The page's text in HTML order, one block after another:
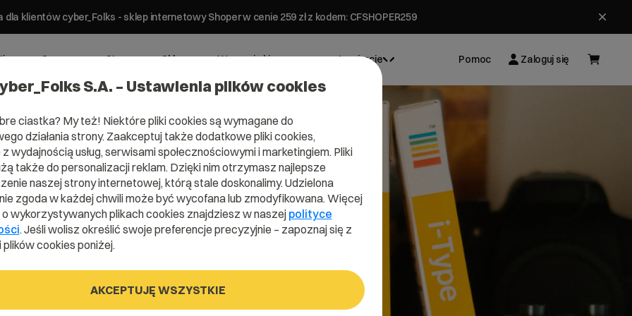
klientów cyber_Folks - sklep internetowy Shoper w cenie 259 zł z kodem: CFSHOPER259
Serwery Strony Sklepy Wsparcie biznesowe Inspiracje Pomoc Zaloguj się
S.A. – Ustawienia plików cookies
ciastka? My też! Niektóre pliki cookies są wymagane do
działania strony. Zaakceptuj także dodatkowe pliki cookies,
wydajnością usług, serwisami społecznościowymi i marketingiem. Pliki
także do personalizacji reklam. Dzięki nim otrzymasz najlepsze
naszej strony internetowej, którą stale doskonalimy. Udzielona
zgoda w każdej chwili może być wycofana lub zmodyfikowana. Więcej
wykorzystywanych plikach cookies znajdziesz w naszej polityce
. Jeśli wolisz określić swoje preferencje precyzyjnie – zapoznaj się z
cookies poniżej.
AKCEPTUJĘ WSZYSTKIE